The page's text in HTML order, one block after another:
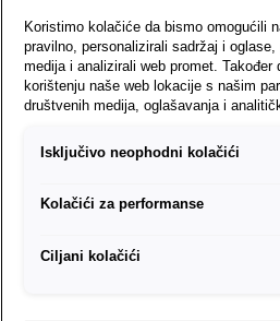
SEAT – od samog početka pa što je
nudimo brojne usluge s kojima ćete
slučajeve.
Koristimo kolačiće da bismo omogućili
pravilno, personalizirali sadržaj i
medija i analizirali web promet.
korištenju naše web lokacije s našim
društvenih medija, oglašavanja i
Isključivo neophodni kolačići
Kolačići za performanse
Ciljani kolačići